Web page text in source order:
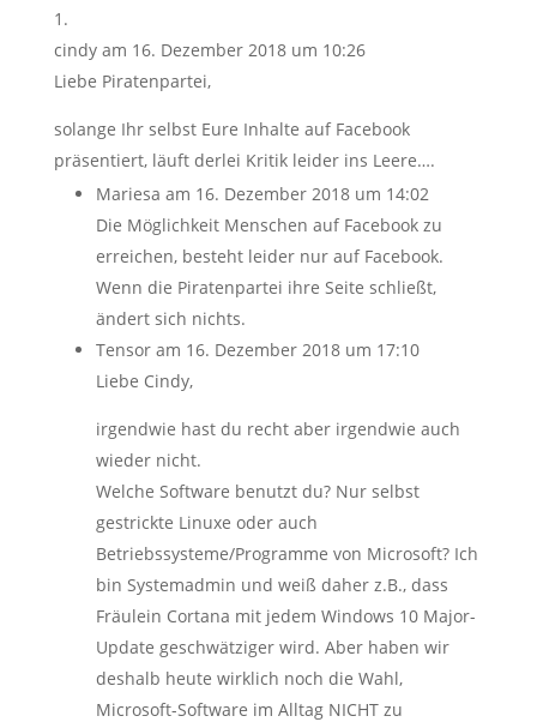
cindy am 16. Dezember 2018 um 10:26
Liebe Piratenpartei,
solange Ihr selbst Eure Inhalte auf Facebook
präsentiert, läuft derlei Kritik leider ins Leere….
Mariesa am 16. Dezember 2018 um 14:02
Die Möglichkeit Menschen auf Facebook zu
erreichen, besteht leider nur auf Facebook.
Wenn die Piratenpartei ihre Seite schließt,
ändert sich nichts.
Tensor am 16. Dezember 2018 um 17:10
Liebe Cindy,
irgendwie hast du recht aber irgendwie auch
wieder nicht.
Welche Software benutzt du? Nur selbst
gestrickte Linuxe oder auch
Betriebssysteme/Programme von Microsoft? Ich
bin Systemadmin und weiß daher z.B., dass
Fräulein Cortana mit jedem Windows 10 Major-
Update geschwätziger wird. Aber haben wir
deshalb heute wirklich noch die Wahl,
Microsoft-Software im Alltag NICHT zu